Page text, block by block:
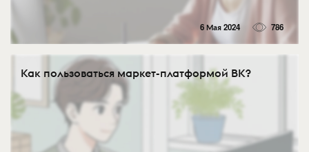
6 Мая 2024 786
Как пользоваться маркет-платформой ВК?